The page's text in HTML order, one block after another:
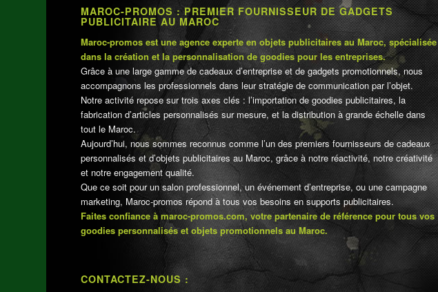
MAROC-PROMOS : PREMIER FOURNISSEUR DE GADGETS
PUBLICITAIRE AU MAROC
Maroc-promos est une agence experte en objets publicitaires au Maroc, spécialisée
dans la création et la personnalisation de goodies pour les entreprises.
Grâce à une large gamme de cadeaux d’entreprise et de gadgets promotionnels, nous
accompagnons les professionnels dans leur stratégie de communication par l’objet.
Notre activité repose sur trois axes clés : l’importation de goodies publicitaires, la
fabrication d’articles personnalisés sur mesure, et la distribution à grande échelle dans
tout le Maroc.
Aujourd’hui, nous sommes reconnus comme l’un des premiers fournisseurs de cadeaux
personnalisés et d’objets publicitaires au Maroc, grâce à notre réactivité, notre créativité
et notre engagement qualité.
Que ce soit pour un salon professionnel, un événement d’entreprise, ou une campagne
marketing, Maroc-promos répond à tous vos besoins en supports publicitaires.
Faites confiance à maroc-promos.com, votre partenaire de référence pour tous vos
goodies personnalisés et objets promotionnels au Maroc.
CONTACTEZ-NOUS :